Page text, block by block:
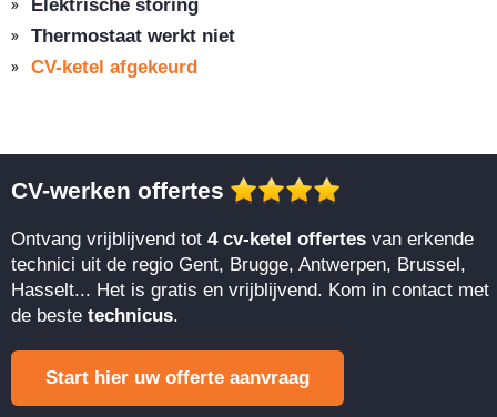
Elektrische storing
Thermostaat werkt niet
CV-ketel afgekeurd
CV-werken offertes
Ontvang vrijblijvend tot 4 cv-ketel offertes van erkende
technici uit de regio Gent, Brugge, Antwerpen, Brussel,
Hasselt... Het is gratis en vrijblijvend. Kom in contact met
de beste technicus.
Start hier uw offerte aanvraag